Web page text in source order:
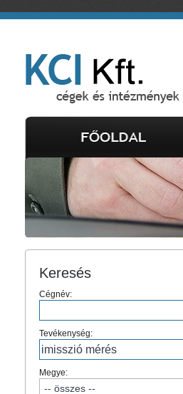
Keresés
Cégnév:
Tevékenység:
Megye: